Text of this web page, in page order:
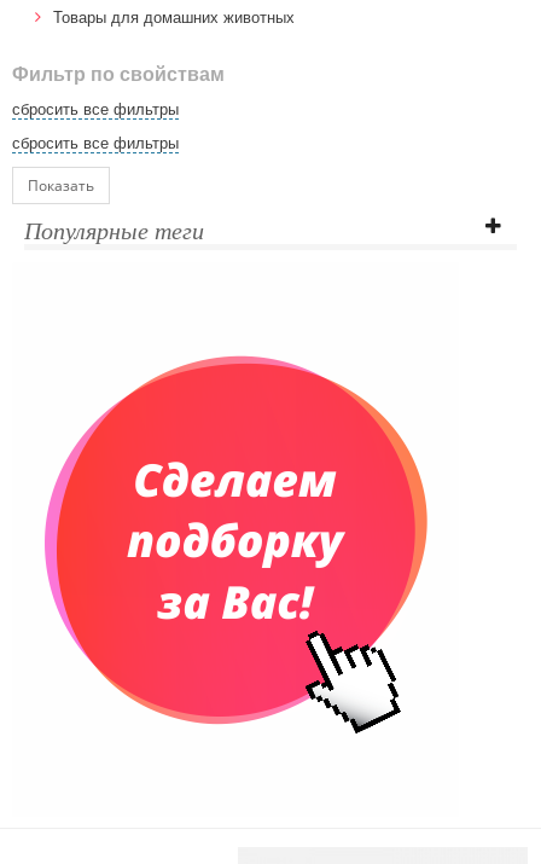
Товары для домашних животных
Фильтр по свойствам
сбросить все фильтры
сбросить все фильтры
Показать
Популярные теги